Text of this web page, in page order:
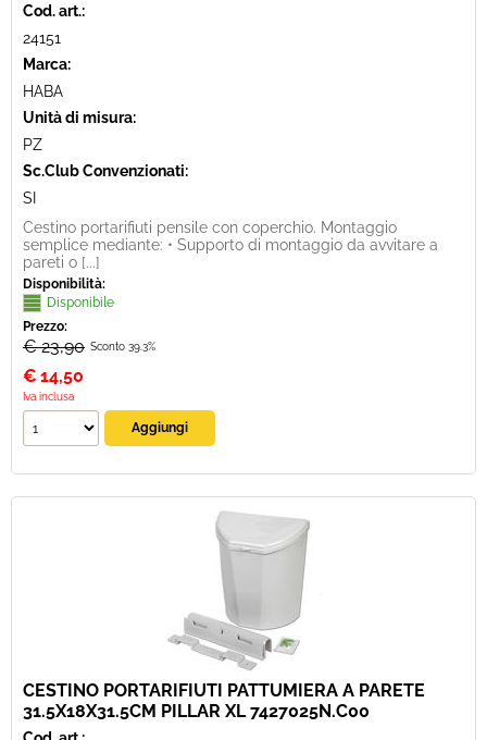
Cod. art.:
24151
Marca:
HABA
Unità di misura:
PZ
Sc.Club Convenzionati:
SI
Cestino portarifiuti pensile con coperchio. Montaggio
semplice mediante: • Supporto di montaggio da avvitare a
pareti o [...]
Disponibilità:
Disponibile
Prezzo:
€ 23,90 Sconto 39.3%
€ 14,50
Iva inclusa
CESTINO PORTARIFIUTI PATTUMIERA A PARETE
31.5X18X31.5CM PILLAR XL 7427025N.C00